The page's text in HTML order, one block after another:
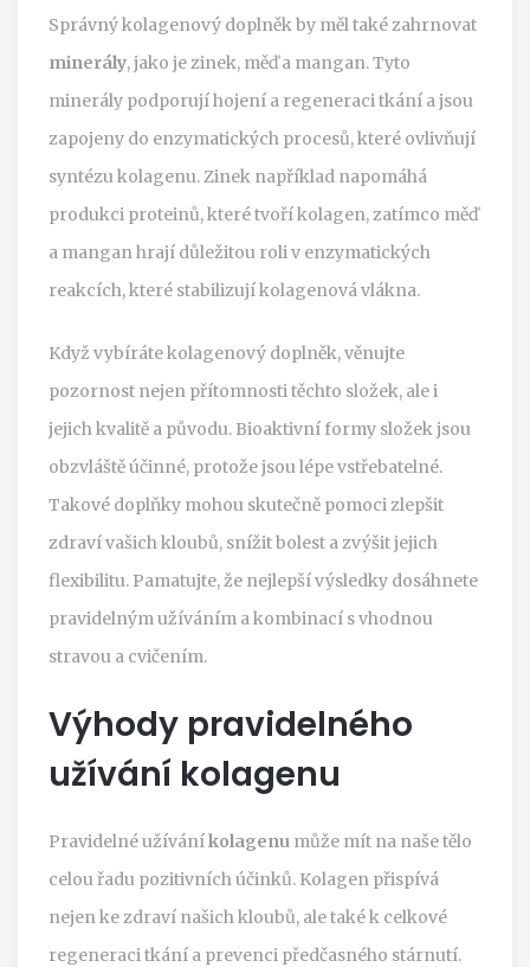
Správný kolagenový doplněk by měl také zahrnovat
minerály, jako je zinek, měď a mangan. Tyto
minerály podporují hojení a regeneraci tkání a jsou
zapojeny do enzymatických procesů, které ovlivňují
syntézu kolagenu. Zinek například napomáhá
produkci proteinů, které tvoří kolagen, zatímco měď
a mangan hrají důležitou roli v enzymatických
reakcích, které stabilizují kolagenová vlákna.
Když vybíráte kolagenový doplněk, věnujte
pozornost nejen přítomnosti těchto složek, ale i
jejich kvalitě a původu. Bioaktivní formy složek jsou
obzvláště účinné, protože jsou lépe vstřebatelné.
Takové doplňky mohou skutečně pomoci zlepšit
zdraví vašich kloubů, snížit bolest a zvýšit jejich
flexibilitu. Pamatujte, že nejlepší výsledky dosáhnete
pravidelným užíváním a kombinací s vhodnou
stravou a cvičením.
Výhody pravidelného
užívání kolagenu
Pravidelné užíváníkolagenu může mít na naše tělo
celou řadu pozitivních účinků. Kolagen přispívá
nejen ke zdraví našich kloubů, ale také k celkové
regeneraci tkání a prevenci předčasného stárnutí.